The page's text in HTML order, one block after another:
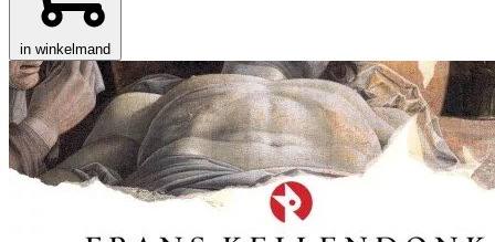
in winkelmand